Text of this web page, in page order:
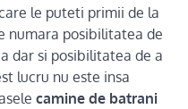
le puteti primii de la
numara posibilitatea de
dar si posibilitatea de a
lucru nu este insa
camine de batrani